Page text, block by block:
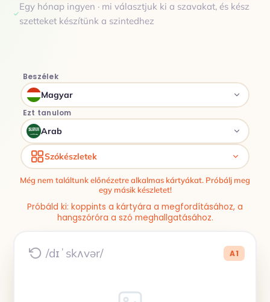
Egy hónap ingyen · mi választjuk ki a szavakat, és kész
szetteket készítünk a szintedhez
Beszélek
Magyar
Ezt tanulom
Arab
Szókészletek
Még nem találtunk előnézetre alkalmas kártyákat. Próbálj meg
egy másik készletet!
Próbáld ki: koppints a kártyára a megfordításához, a
hangszóróra a szó meghallgatásához.
A1
/dɪˈskʌvər/